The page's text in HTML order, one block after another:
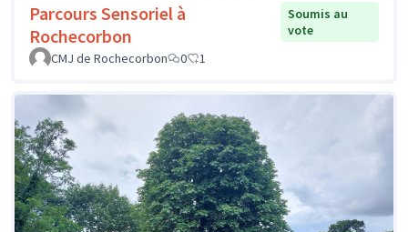
Parcours Sensoriel à
Rochecorbon
Soumis au
vote
CMJ de Rochecorbon
0 1